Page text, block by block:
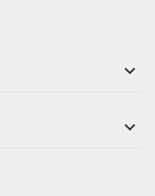

